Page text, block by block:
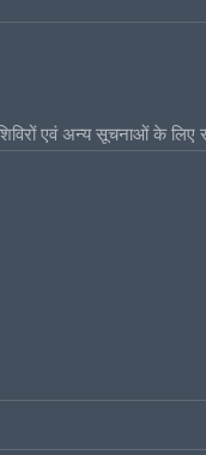
एवं अन्य सूचनाओं के लिए